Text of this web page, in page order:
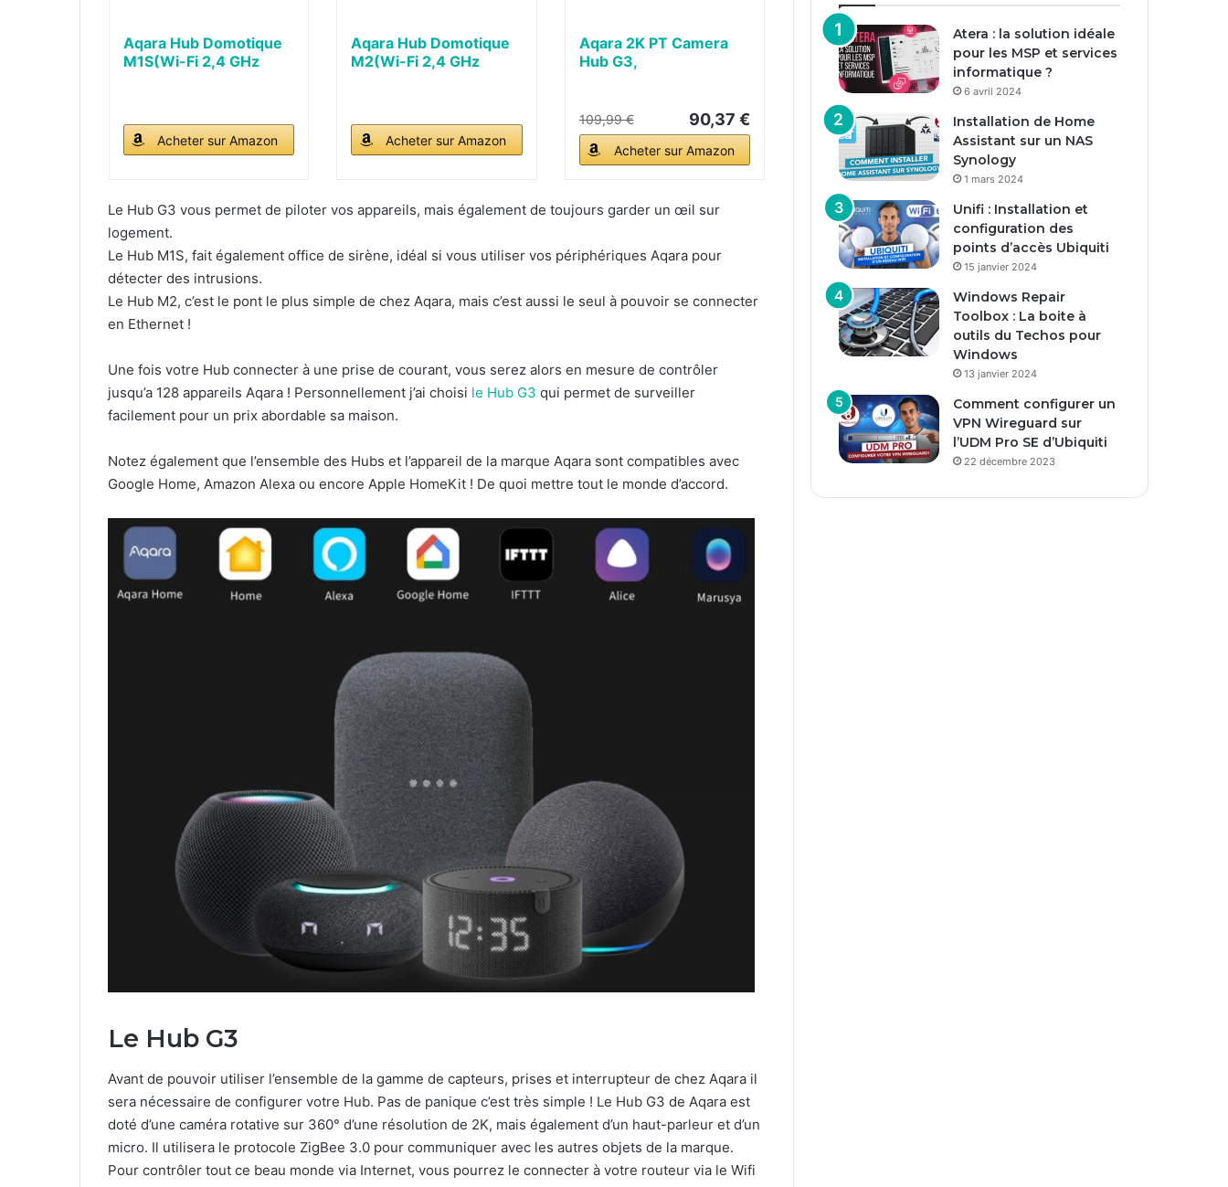
Aqara Hub Domotique
M1S(Wi-Fi 2,4 GHz
Acheter sur Amazon
Aqara Hub Domotique
M2(Wi-Fi 2,4 GHz
Acheter sur Amazon
Aqara 2K PT Camera
Hub G3,
109,99 € 90,37 €
Acheter sur Amazon
Le Hub G3 vous permet de piloter vos appareils, mais également de toujours garder un œil sur
logement.
Le Hub M1S, fait également office de sirène, idéal si vous utiliser vos périphériques Aqara pour
détecter des intrusions.
Le Hub M2, c’est le pont le plus simple de chez Aqara, mais c’est aussi le seul à pouvoir se connecter
en Ethernet !
Une fois votre Hub connecter à une prise de courant, vous serez alors en mesure de contrôler
jusqu’a 128 appareils Aqara ! Personnellement j’ai choisi le Hub G3 qui permet de surveiller
facilement pour un prix abordable sa maison.
Notez également que l’ensemble des Hubs et l’appareil de la marque Aqara sont compatibles avec
Google Home, Amazon Alexa ou encore Apple HomeKit ! De quoi mettre tout le monde d’accord.
Le Hub G3
Avant de pouvoir utiliser l’ensemble de la gamme de capteurs, prises et interrupteur de chez Aqara il
sera nécessaire de configurer votre Hub. Pas de panique c’est très simple ! Le Hub G3 de Aqara est
doté d’une caméra rotative sur 360° d’une résolution de 2K, mais également d’un haut-parleur et d’un
micro. Il utilisera le protocole ZigBee 3.0 pour communiquer avec les autres objets de la marque.
Pour contrôler tout ce beau monde via Internet, vous pourrez le connecter à votre routeur via le Wifi
Atera : la solution idéale
pour les MSP et services
informatique ?
6 avril 2024
Installation de Home
Assistant sur un NAS
Synology
1 mars 2024
Unifi : Installation et
configuration des
points d’accès Ubiquiti
15 janvier 2024
Windows Repair
Toolbox : La boite à
outils du Techos pour
Windows
13 janvier 2024
Comment configurer un
VPN Wireguard sur
l’UDM Pro SE d’Ubiquiti
22 décembre 2023